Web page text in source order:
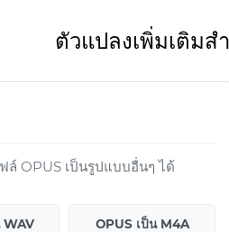
ตัวแปลงเพิ่มเติมส
OPUS เป็นรูปแบบอื่นๆ ได้
WAV OPUS เป็น M4A